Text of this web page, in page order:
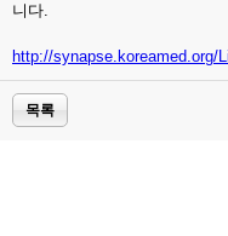
니다.
http://synapse.koreamed.org/
목록